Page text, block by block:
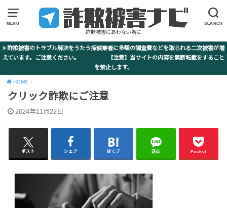
MENU SEARCH
詐欺被害にあわない為に
詐欺被害のトラブル解決をうたう探偵業者に多額の調査費などを取られる二次被害が増
えています。ご注意ください。 【注意】当サイトの内容を無断転載をすること
を禁止します。
HOME
クリック詐欺にご注意
2024年11月22日
ポスト シェア はてブ 送る Pocket